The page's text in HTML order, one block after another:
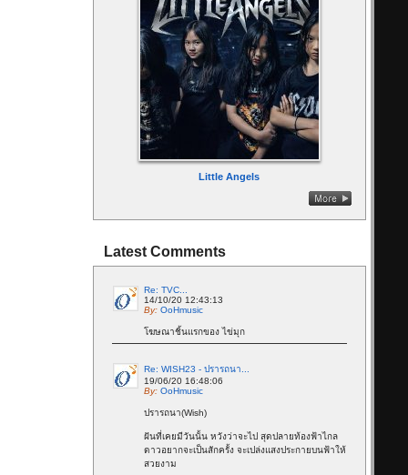
Little Angels
Latest Comments
Re: TVC...
14/10/20 12:43:13
By: OoHmusic
โฆษณาชิ้นแรกของ ไข่มุก
Re: WISH23 - ปรารถนา...
19/06/20 16:48:06
By: OoHmusic
ปรารถนา(Wish)
ฝันที่เคยมีวันนั้น หวังว่าจะไป สุดปลายท้องฟ้าไกล
ดาวอยากจะเป็นสักครั้ง จะเปล่งแสงประกายบนฟ้าให้
สวยงาม